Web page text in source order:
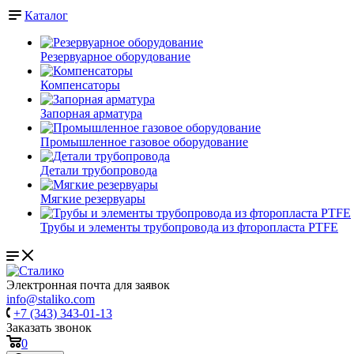
Каталог
Резервуарное оборудование
Компенсаторы
Запорная арматура
Промышленное газовое оборудование
Детали трубопровода
Мягкие резервуары
Трубы и элементы трубопровода из фторопласта PTFE
Электронная почта для заявок
info@staliko.com
+7 (343) 343-01-13
Заказать звонок
0